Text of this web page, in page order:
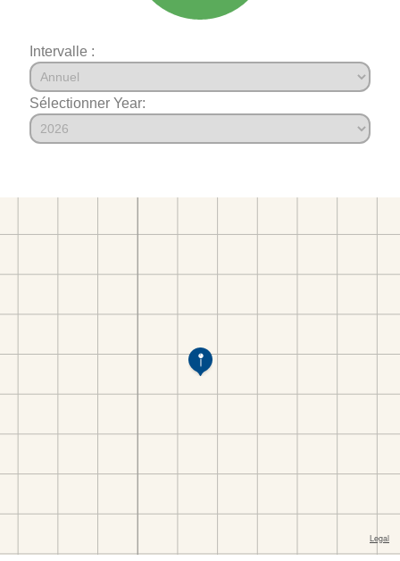
Intervalle :
Sélectionner Year: